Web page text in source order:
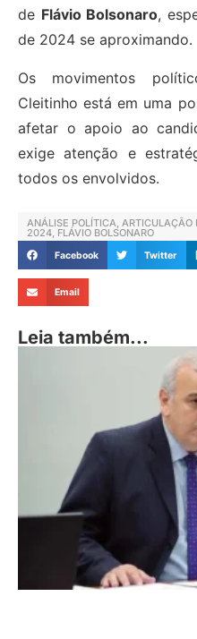
de Flávio Bolsonaro,
de 2024 se aproximando.
Os movimentos
Cleitinho está em uma
afetar o apoio ao
exige atenção e
todos os envolvidos.
ANÁLISE POLÍTICA, ARTICULAÇÃO
2024, FLÁVIO BOLSONARO
Facebook Twitter
Email
Leia também...